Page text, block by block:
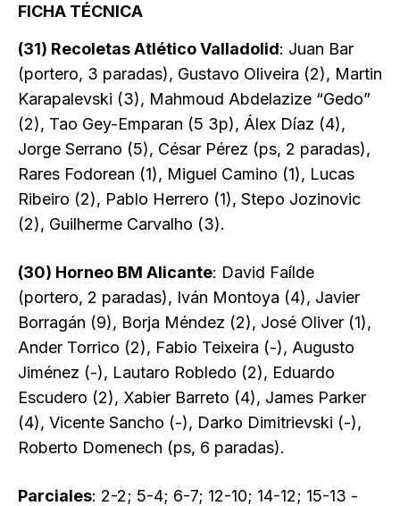
FICHA TÉCNICA
(31) Recoletas Atlético Valladolid: Juan Bar
(portero, 3 paradas), Gustavo Oliveira (2), Martin
Karapalevski (3), Mahmoud Abdelazize “Gedo”
(2), Tao Gey-Emparan (5 3p), Álex Díaz (4),
Jorge Serrano (5), César Pérez (ps, 2 paradas),
Rares Fodorean (1), Miguel Camino (1), Lucas
Ribeiro (2), Pablo Herrero (1), Stepo Jozinovic
(2), Guilherme Carvalho (3).
(30) Horneo BM Alicante: David Faílde
(portero, 2 paradas), Iván Montoya (4), Javier
Borragán (9), Borja Méndez (2), José Oliver (1),
Ander Torrico (2), Fabio Teixeira (-), Augusto
Jiménez (-), Lautaro Robledo (2), Eduardo
Escudero (2), Xabier Barreto (4), James Parker
(4), Vicente Sancho (-), Darko Dimitrievski (-),
Roberto Domenech (ps, 6 paradas).
Parciales: 2-2; 5-4; 6-7; 12-10; 14-12; 15-13 -